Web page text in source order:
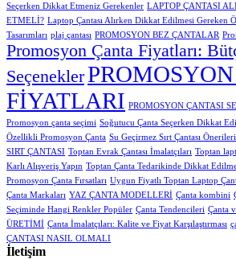
Seçerken Dikkat Etmeniz Gerekenler LAPTOP ÇANTASI
ETMELİ? Laptop Çantası Alırken Dikkat Edilmesi Gereken
Tasarımları plaj çantası PROMOSYON BEZ ÇANTALAR
Promosyon Çanta Fiyatları:
Seçenekler
FİYATLARI PROMOSYON ÇANTASI
Promosyon çanta seçimi Soğutucu Çanta Seçerken Dikkat
Özellikli Promosyon Çanta Su Geçirmez Sırt Çantası Önerileri
SIRT ÇANTASI Toptan Evrak Çantası İmalatçıları Toptan
Karlı Alışveriş Yapın Toptan Çanta Tedarikinde Dikkat
Promosyon Çanta Fırsatları Uygun Fiyatlı Toptan Laptop
Çanta Markaları YAZ ÇANTA MODELLERİ Çanta kombini
Seçiminde Hangi Renkler Popüler Çanta Tendencileri Çanta
ÜRETİMİ Çanta İmalatçıları: Kalite ve Fiyat Karşılaştırması
ÇANTASI NASIL OLMALI
İletişim